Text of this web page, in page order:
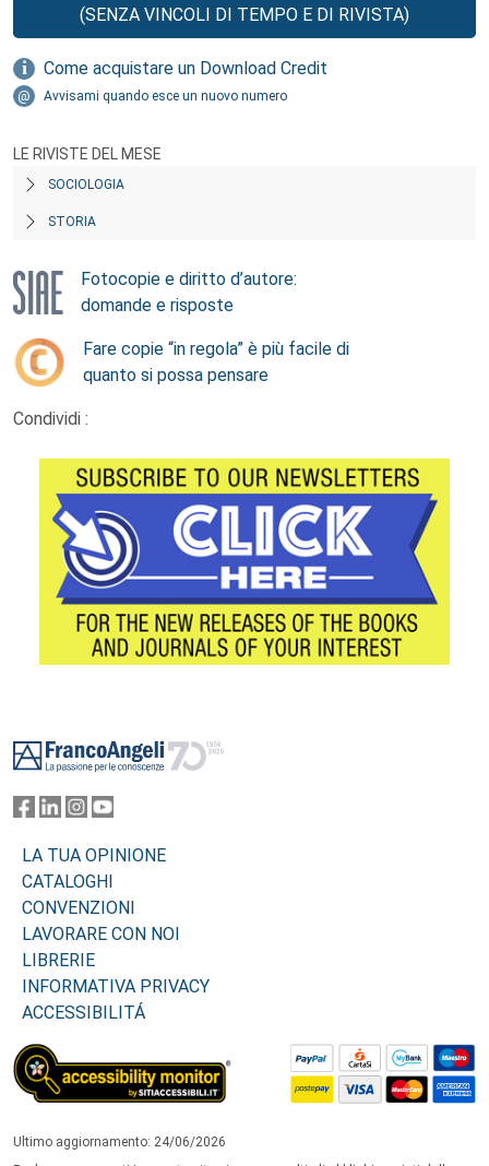
(SENZA VINCOLI DI TEMPO E DI RIVISTA)
Come acquistare un Download Credit
Avvisami quando esce un nuovo numero
LE RIVISTE DEL MESE
SOCIOLOGIA
STORIA
Fotocopie e diritto d’autore:
domande e risposte
Fare copie “in regola” è più facile di
quanto si possa pensare
Condividi :
LA TUA OPINIONE
CATALOGHI
CONVENZIONI
LAVORARE CON NOI
LIBRERIE
INFORMATIVA PRIVACY
ACCESSIBILITÁ
Ultimo aggiornamento: 24/06/2026